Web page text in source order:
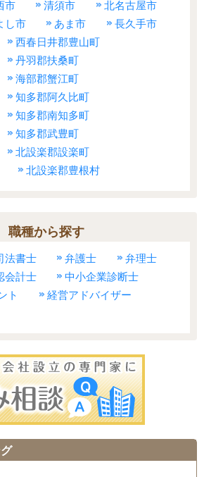
市 清須市
北名古屋市
し市 あま市
長久手市
西春日井郡豊山町
丹羽郡扶桑町
海部郡蟹江町
知多郡阿久比町
知多郡南知多町
知多郡武豊町
北設楽郡設楽町
北設楽郡豊根村
職種から探す
法書士 弁護士
弁理士
会計士
中小企業診断士
ト
経営アドバイザー